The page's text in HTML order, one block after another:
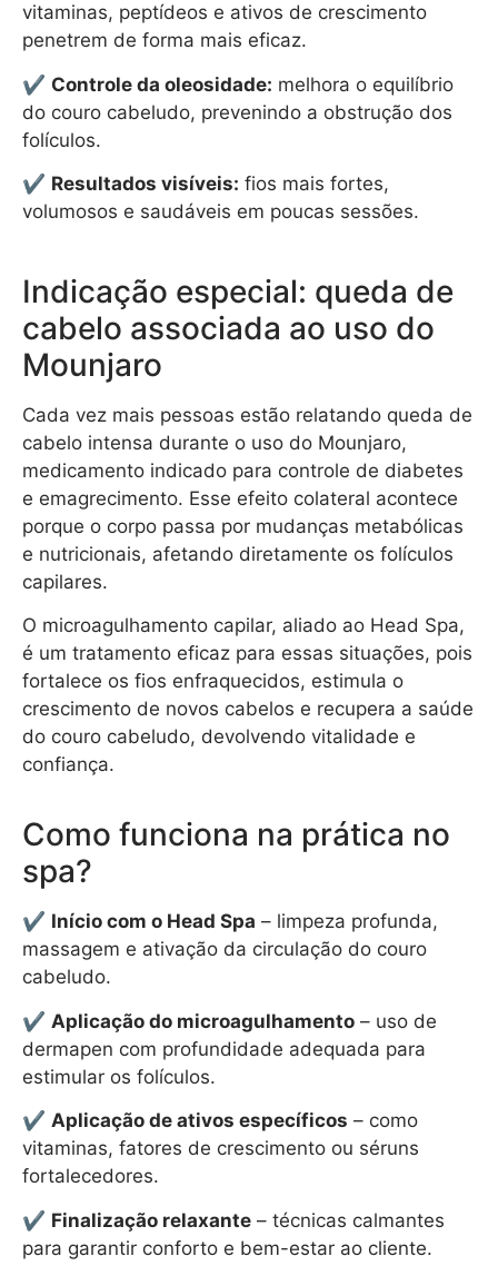
vitaminas, peptídeos e ativos de crescimento
penetrem de forma mais eficaz.
✔ Controle da oleosidade: melhora o equilíbrio
do couro cabeludo, prevenindo a obstrução dos
folículos.
✔ Resultados visíveis: fios mais fortes,
volumosos e saudáveis em poucas sessões.
Indicação especial: queda de
cabelo associada ao uso do
Mounjaro
Cada vez mais pessoas estão relatando queda de
cabelo intensa durante o uso do Mounjaro,
medicamento indicado para controle de diabetes
e emagrecimento. Esse efeito colateral acontece
porque o corpo passa por mudanças metabólicas
e nutricionais, afetando diretamente os folículos
capilares.
O microagulhamento capilar, aliado ao Head Spa,
é um tratamento eficaz para essas situações, pois
fortalece os fios enfraquecidos, estimula o
crescimento de novos cabelos e recupera a saúde
do couro cabeludo, devolvendo vitalidade e
confiança.
Como funciona na prática no
spa?
✔ Início com o Head Spa – limpeza profunda,
massagem e ativação da circulação do couro
cabeludo.
✔ Aplicação do microagulhamento – uso de
dermapen com profundidade adequada para
estimular os folículos.
✔ Aplicação de ativos específicos – como
vitaminas, fatores de crescimento ou séruns
fortalecedores.
✔ Finalização relaxante – técnicas calmantes
para garantir conforto e bem-estar ao cliente.